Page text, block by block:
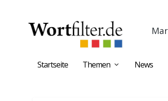
Startseite Themen News